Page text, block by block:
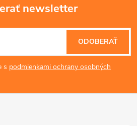
newsletter
s podmienkami ochrany osobných
ODOBERAŤ